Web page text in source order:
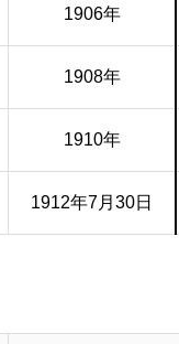
1906年
1908年
1910年
1912年7月30日